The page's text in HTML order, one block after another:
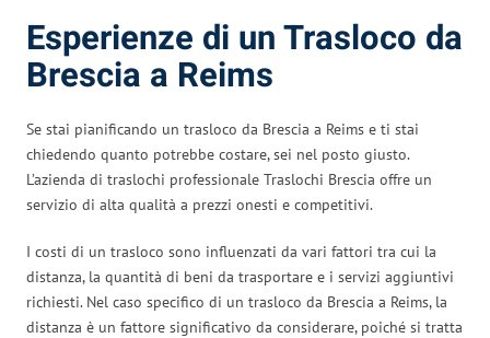
Esperienze di un Trasloco da
Brescia a Reims
Se stai pianificando un trasloco da Brescia a Reims e ti stai
chiedendo quanto potrebbe costare, sei nel posto giusto.
L’azienda di traslochi professionale Traslochi Brescia offre un
servizio di alta qualità a prezzi onesti e competitivi.
I costi di un trasloco sono influenzati da vari fattori tra cui la
distanza, la quantità di beni da trasportare e i servizi aggiuntivi
richiesti. Nel caso specifico di un trasloco da Brescia a Reims, la
distanza è un fattore significativo da considerare, poiché si tratta